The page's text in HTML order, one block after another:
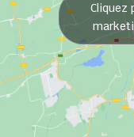
Cliquez